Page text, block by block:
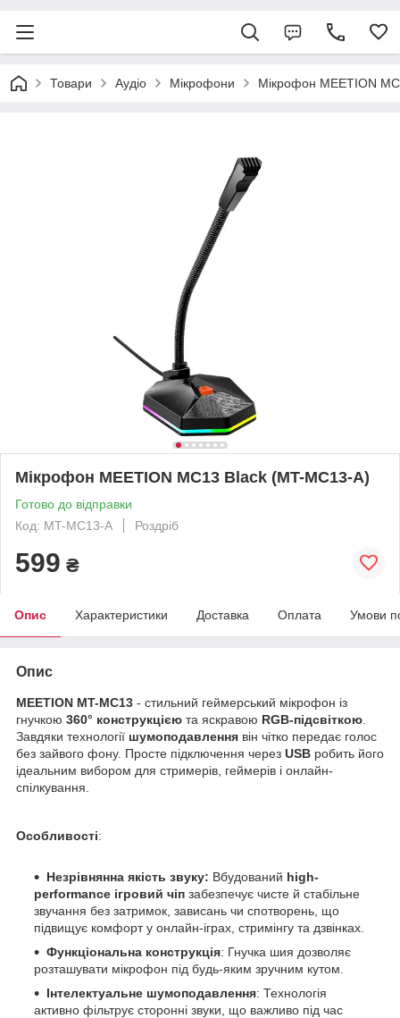
Товари Аудіо Мікрофони Мікрофон MEETION
Мікрофон MEETION MC13 Black (MT-MC13-A)
Готово до відправки
Код: MT-MC13-A
Роздріб
599 ₴
Опис Характеристики Доставка Оплата Умови
Опис
MEETION MT-MC13 - стильний геймерський мікрофон із
гнучкою 360° конструкцією та яскравою RGB-підсвіткою
Завдяки технології шумоподавлення він чітко передає голос
без зайвого фону. Просте підключення через USB робить його
ідеальним вибором для стримерів, геймерів і онлайн-
спілкування.
Особливості:
Незрівнянна якість звуку: Вбудований high-
performance ігровий чіп забезпечує чисте й стабільне
звучання без затримок, зависань чи спотворень, що
підвищує комфорт у онлайн-іграх, стримінгу та дзвінках.
Функціональна конструкція: Гнучка шия дозволяє
розташувати мікрофон під будь-яким зручним кутом.
Інтелектуальне шумоподавлення: Технологія
активно фільтрує сторонні звуки, що важливо під час